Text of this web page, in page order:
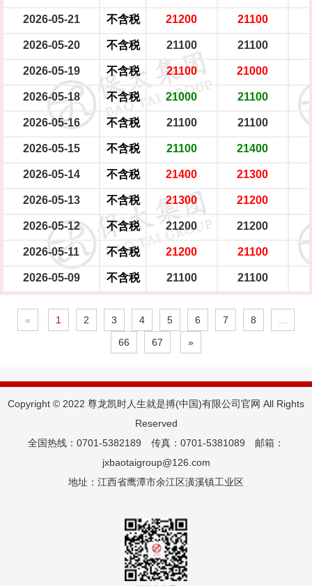
2026-05-21 不含税 21200 21100
2026-05-20 不含税 21100 21100
2026-05-19 不含税 21100 21000
2026-05-18 不含税 21000 21100
2026-05-16 不含税 21100 21100
2026-05-15 不含税 21100 21400
2026-05-14 不含税 21400 21300
2026-05-13 不含税 21300 21200
2026-05-12 不含税 21200 21200
2026-05-11 不含税 21200 21100
2026-05-09 不含税 21100 21100
« 1 2 3 4 5 6 7 8
66
67 »
Copyright © 2022 尊龙凯时人生就是搏(中国)有限公司官网 All Rights
Reserved
全国热线：0701-5382189 传真：0701-5381089 邮箱：
jxbaotaigroup@126.com
地址：江西省鹰潭市余江区潢溪镇工业区